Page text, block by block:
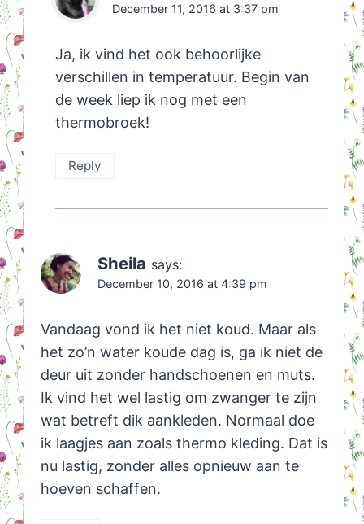
December 11, 2016 at 3:37 pm
Ja, ik vind het ook behoorlijke
verschillen in temperatuur. Begin van
de week liep ik nog met een
thermobroek!
Reply
Sheila says:
December 10, 2016 at 4:39 pm
Vandaag vond ik het niet koud. Maar als
het zo’n water koude dag is, ga ik niet de
deur uit zonder handschoenen en muts.
Ik vind het wel lastig om zwanger te zijn
wat betreft dik aankleden. Normaal doe
ik laagjes aan zoals thermo kleding. Dat is
nu lastig, zonder alles opnieuw aan te
hoeven schaffen.